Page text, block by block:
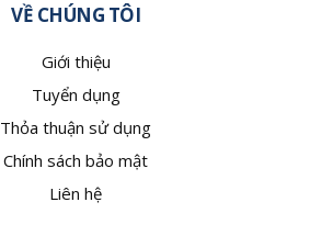
VỀ CHÚNG TÔI
Giới thiệu
Tuyển dụng
Thỏa thuận sử dụng
Chính sách bảo mật
Liên hệ